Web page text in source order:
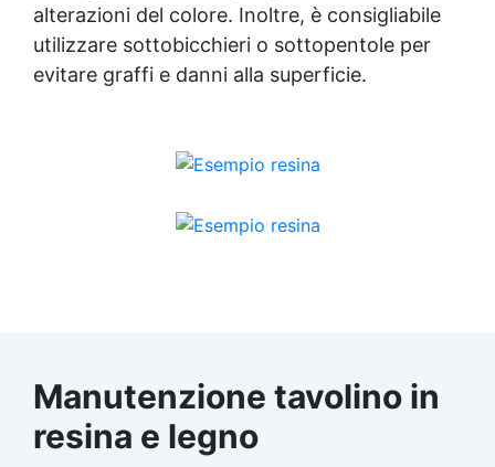
alterazioni del colore. Inoltre, è consigliabile
utilizzare sottobicchieri o sottopentole per
evitare graffi e danni alla superficie.
Manutenzione tavolino in
resina e legno